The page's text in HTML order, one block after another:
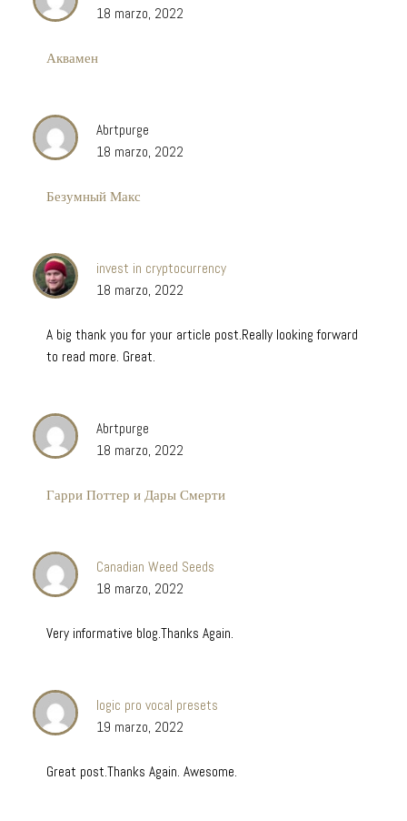
18 marzo, 2022
Аквамен
Abrtpurge
18 marzo, 2022
Безумный Макс
invest in cryptocurrency
18 marzo, 2022
A big thank you for your article post.Really looking forward
to read more. Great.
Abrtpurge
18 marzo, 2022
Гарри Поттер и Дары Смерти
Canadian Weed Seeds
18 marzo, 2022
Very informative blog.Thanks Again.
logic pro vocal presets
19 marzo, 2022
Great post.Thanks Again. Awesome.